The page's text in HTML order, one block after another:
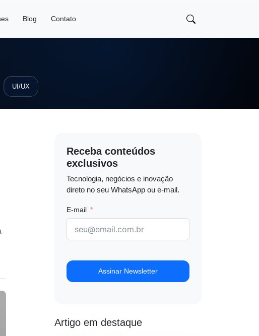
Blog Contato
UI/UX
Receba conteúdos
exclusivos
Tecnologia, negócios e inovação
direto no seu WhatsApp ou e-mail.
E-mail
Assinar Newsletter
Artigo em destaque